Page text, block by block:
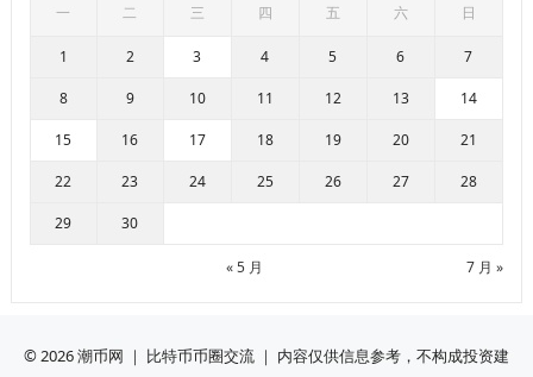
一 二 三 四 五 六 日
1 2 3 4 5 6 7
8 9 10 11 12 13 14
15 16 17 18 19 20 21
22 23 24 25 26 27 28
29 30
« 5 月 7 月 »
© 2026潮币网 ｜ 比特币币圈交流 ｜ 内容仅供信息参考，不构成投资建